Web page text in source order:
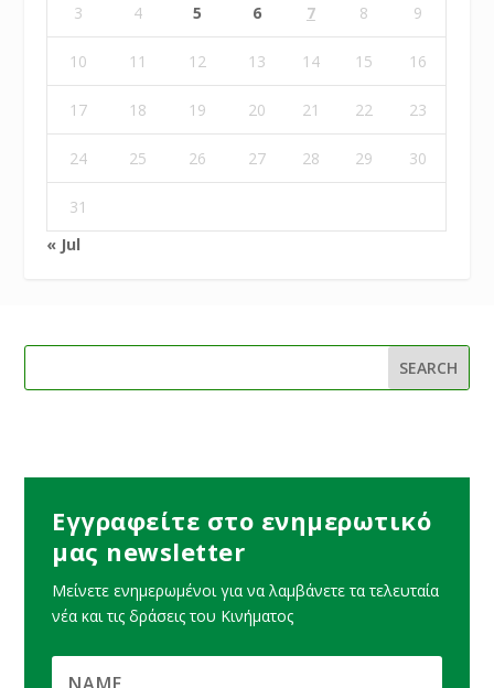
3 4 5 6 7 8 9
10 11 12 13 14 15 16
17 18 19 20 21 22 23
24 25 26 27 28 29 30
31
« Jul
Εγγραφείτε στο ενημερωτικό
μας newsletter
Μείνετε ενημερωμένοι για να λαμβάνετε τα τελευταία
νέα και τις δράσεις του Κινήματος